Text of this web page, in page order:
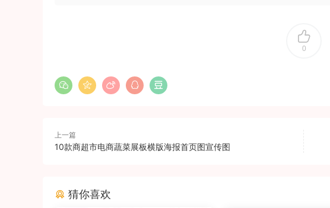
0
上一篇
10款商超市电商蔬菜展板横版海报首页图宣传图
猜你喜欢